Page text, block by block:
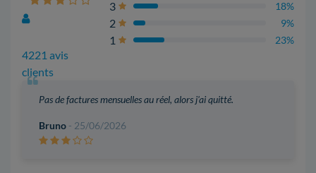
4221 avis
clients
3 18%
2 9%
1 23%
Pas de factures mensuelles au réel, alors j'ai quitté.
Bruno - 25/06/2026